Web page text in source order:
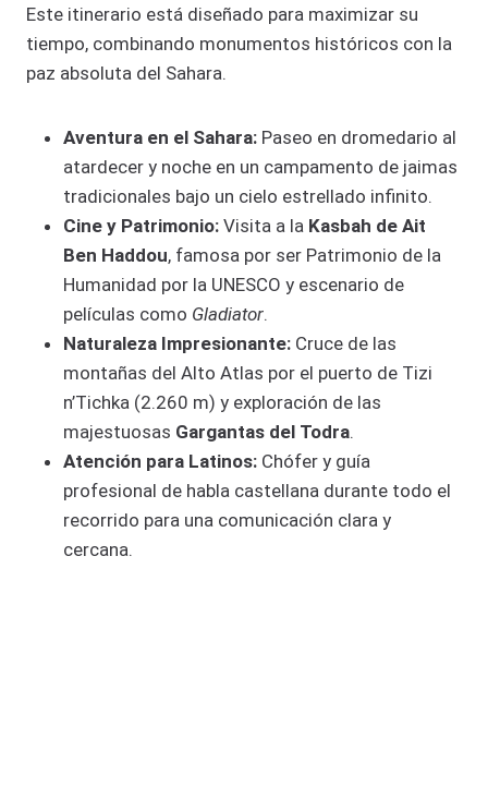
Este itinerario está diseñado para maximizar su
tiempo, combinando monumentos históricos con la
paz absoluta del Sahara.
Aventura en el Sahara: Paseo en dromedario al
atardecer y noche en un campamento de jaimas
tradicionales bajo un cielo estrellado infinito.
Cine y Patrimonio: Visita a la Kasbah de Ait
Ben Haddou, famosa por ser Patrimonio de la
Humanidad por la UNESCO y escenario de
películas como Gladiator.
Naturaleza Impresionante: Cruce de las
montañas del Alto Atlas por el puerto de Tizi
n’Tichka (2.260 m) y exploración de las
majestuosas Gargantas del Todra.
Atención para Latinos: Chófer y guía
profesional de habla castellana durante todo el
recorrido para una comunicación clara y
cercana.